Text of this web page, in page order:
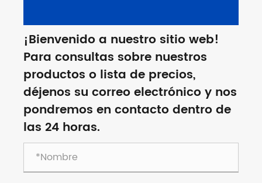
¡Bienvenido a nuestro sitio web!
Para consultas sobre nuestros
productos o lista de precios,
déjenos su correo electrónico y nos
pondremos en contacto dentro de
las 24 horas.